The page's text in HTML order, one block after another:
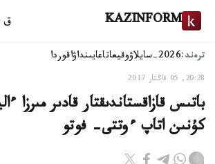
KAZINFORM ق
ترەند:2026-سايلاۋ وقيعاتاعايىنداۋاقوردا
20:28, 05 قاڭتار 2017
باتىس قازاقستاندىقتار قادىر مىرزا
كۇنىن اتاپ ءوتتى- فوتو